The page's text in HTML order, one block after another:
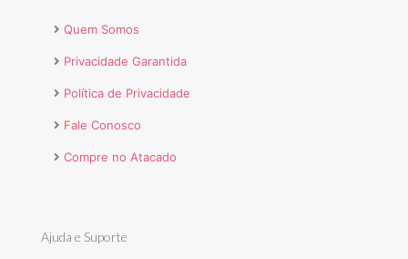
Quem Somos
Privacidade Garantida
Política de Privacidade
Fale Conosco
Compre no Atacado
Ajuda e Suporte